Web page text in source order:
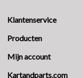
Klantenservice
Producten
Mijn account
Kartandparts.com